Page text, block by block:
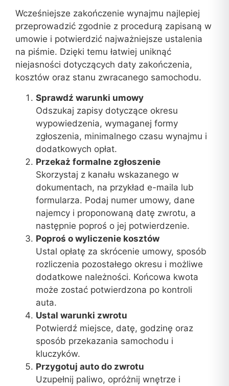
Wcześniejsze zakończenie wynajmu najlepiej
przeprowadzić zgodnie z procedurą zapisaną w
umowie i potwierdzić najważniejsze ustalenia
na piśmie. Dzięki temu łatwiej uniknąć
niejasności dotyczących daty zakończenia,
kosztów oraz stanu zwracanego samochodu.
Sprawdź warunki umowy
Odszukaj zapisy dotyczące okresu
wypowiedzenia, wymaganej formy
zgłoszenia, minimalnego czasu wynajmu i
dodatkowych opłat.
Przekaż formalne zgłoszenie
Skorzystaj z kanału wskazanego w
dokumentach, na przykład e-maila lub
formularza. Podaj numer umowy, dane
najemcy i proponowaną datę zwrotu, a
następnie poproś o jej potwierdzenie.
Poproś o wyliczenie kosztów
Ustal opłatę za skrócenie umowy, sposób
rozliczenia pozostałego okresu i możliwe
dodatkowe należności. Końcowa kwota
może zostać potwierdzona po kontroli
auta.
Ustal warunki zwrotu
Potwierdź miejsce, datę, godzinę oraz
sposób przekazania samochodu i
kluczyków.
Przygotuj auto do zwrotu
Uzupełnij paliwo, opróżnij wnętrze i